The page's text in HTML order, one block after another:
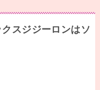
スジジーロンはソ